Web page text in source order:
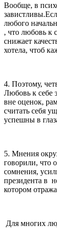
Вообще, в
любого
, что любовь к
снижает
хотела, чтоб
4. Поэтому,
Любовь к себе
вне оценок,
считать себя
успешны в
5. Мнения
говорили, что
сомнения,
президента в
котором
Для многих